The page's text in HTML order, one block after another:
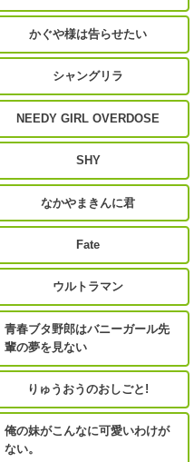
かぐや様は告らせたい
シャングリラ
NEEDY GIRL OVERDOSE
SHY
なかやまきんに君
Fate
ウルトラマン
青春ブタ野郎はバニーガール先
輩の夢を見ない
りゅうおうのおしごと!
俺の妹がこんなに可愛いわけが
ない。